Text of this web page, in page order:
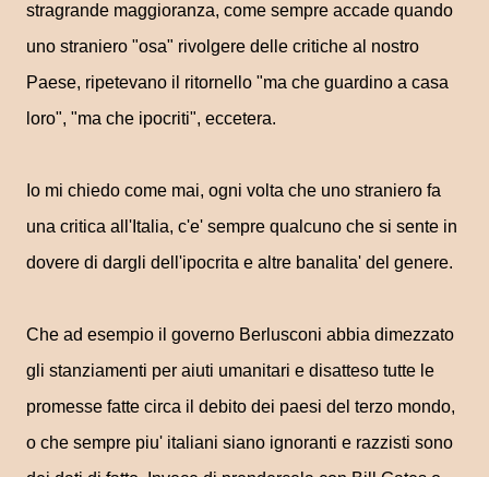
stragrande maggioranza, come sempre accade quando
uno straniero "osa" rivolgere delle critiche al nostro
Paese, ripetevano il ritornello "ma che guardino a casa
loro", "ma che ipocriti", eccetera.
Io mi chiedo come mai, ogni volta che uno straniero fa
una critica all'Italia, c'e' sempre qualcuno che si sente in
dovere di dargli dell'ipocrita e altre banalita' del genere.
Che ad esempio il governo Berlusconi abbia dimezzato
gli stanziamenti per aiuti umanitari e disatteso tutte le
promesse fatte circa il debito dei paesi del terzo mondo,
o che sempre piu' italiani siano ignoranti e razzisti sono